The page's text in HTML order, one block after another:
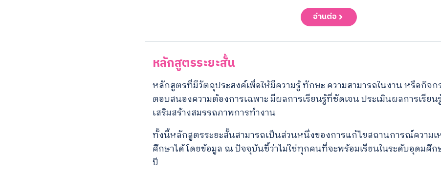
อ่านต่อ
หลักสูตรระยะสั้น
หลักสูตรที่มีวัตถุประสงค์เพื่อให้มีความรู้ ทักษะ ความสามารถในงาน หรือกิจก
ตอบสนองความต้องการเฉพาะ มีผลการเรียนรู้ที่ชัดเจน ประเมินผลการเรีย
เสริมสร้างสมรรถภาพการทำงาน
ทั้งนี้หลักสูตรระยะสั้นสามารถเป็นส่วนหนึ่งของการแก้ไขสถานการณ์ความเ
ศึกษาได้ โดยข้อมูล ณ ปัจจุบันชี้ว่าไม่ใช่ทุกคนที่จะพร้อมเรียนในระดับอุดมศึก
ปี